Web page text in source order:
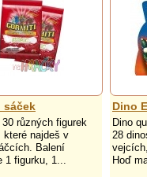
sáček
30 různých figurek
které najdeš v
Balení
1 figurku, 1...
Dino
Dino
28
Hoď